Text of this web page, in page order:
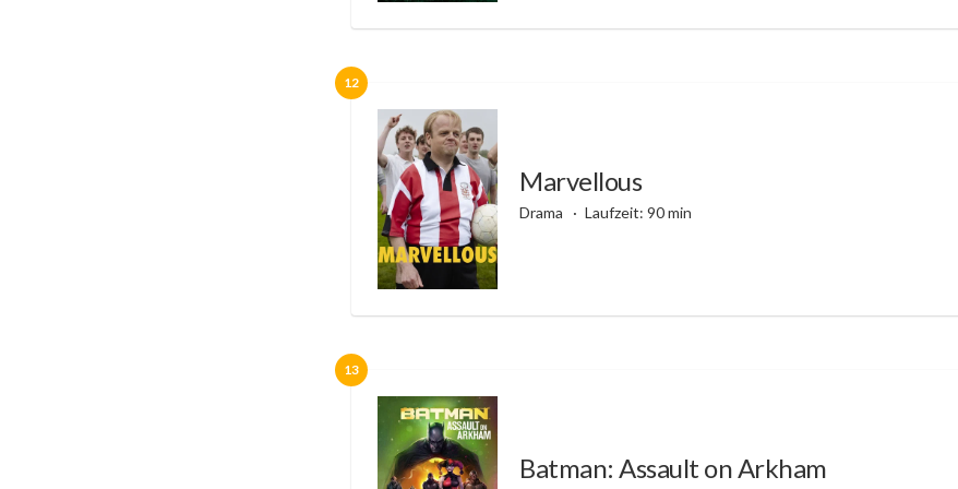
12
Marvellous
Drama Laufzeit: 90 min
13
Batman: Assault on Arkham